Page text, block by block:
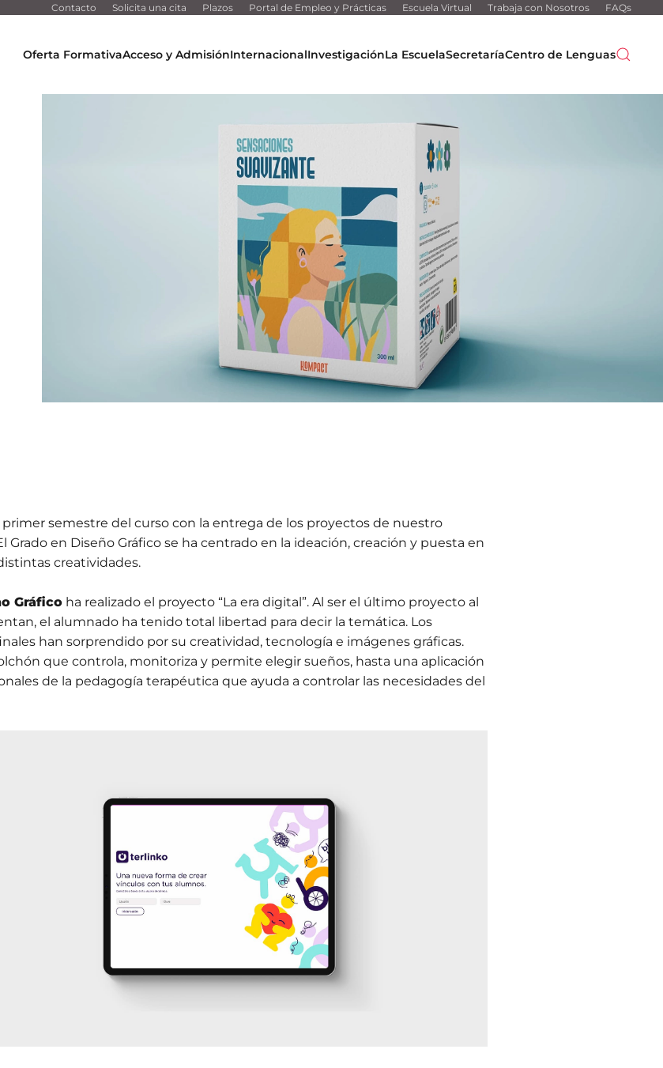
Contacto Solicita una cita Plazos Portal de Empleo y Prácticas Escuela Virtual Trabaja con Nosotros FAQs
Oferta FormativaAcceso y AdmisiónInternacionalInvestigaciónLa EscuelaSecretaríaCentro de Lenguas
primer semestre del curso con la entrega de los proyectos de nuestro
Grado en Diseño Gráfico se ha centrado en la ideación, creación y puesta en
creatividades.
Gráfico ha realizado el proyecto “La era digital”. Al ser el último proyecto al
el alumnado ha tenido total libertad para decir la temática. Los
han sorprendido por su creatividad, tecnología e imágenes gráficas.
que controla, monitoriza y permite elegir sueños, hasta una aplicación
de la pedagogía terapéutica que ayuda a controlar las necesidades del